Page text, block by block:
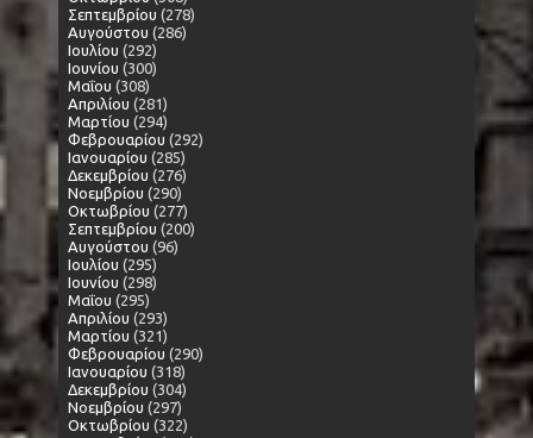
Σεπτεμβρίου (278)
Αυγούστου (286)
Ιουλίου (292)
Ιουνίου (300)
Μαΐου (308)
Απριλίου (281)
Μαρτίου (294)
Φεβρουαρίου (292)
Ιανουαρίου (285)
Δεκεμβρίου (276)
Νοεμβρίου (290)
Οκτωβρίου (277)
Σεπτεμβρίου (200)
Αυγούστου (96)
Ιουλίου (295)
Ιουνίου (298)
Μαΐου (295)
Απριλίου (293)
Μαρτίου (321)
Φεβρουαρίου (290)
Ιανουαρίου (318)
Δεκεμβρίου (304)
Νοεμβρίου (297)
Οκτωβρίου (322)